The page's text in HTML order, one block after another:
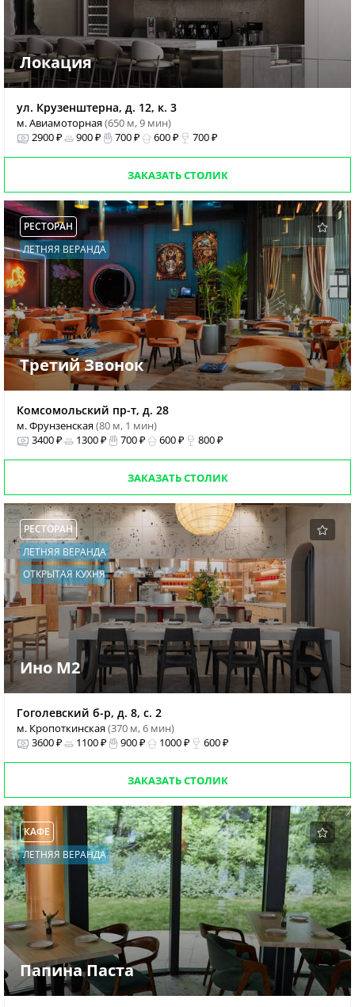
Локация
ул. Крузенштерна, д. 12, к. 3
м. Авиамоторная(650 м, 9 мин)
2900 ₽
900 ₽ 700 ₽ 600 ₽ 700 ₽
ЗАКАЗАТЬ СТОЛИК
РЕСТОРАН
ЛЕТНЯЯ ВЕРАНДА
Третий Звонок
Комсомольский пр-т, д. 28
м. Фрунзенская(80 м, 1 мин)
3400 ₽
1300 ₽ 700 ₽ 600 ₽ 800 ₽
ЗАКАЗАТЬ СТОЛИК
РЕСТОРАН
ЛЕТНЯЯ ВЕРАНДА
ОТКРЫТАЯ КУХНЯ
Ино М2
Гоголевский б-р, д. 8, с. 2
м. Кропоткинская(370 м, 6 мин)
3600 ₽
1100 ₽ 900 ₽ 1000 ₽ 600 ₽
ЗАКАЗАТЬ СТОЛИК
КАФЕ
ЛЕТНЯЯ ВЕРАНДА
Папина Паста